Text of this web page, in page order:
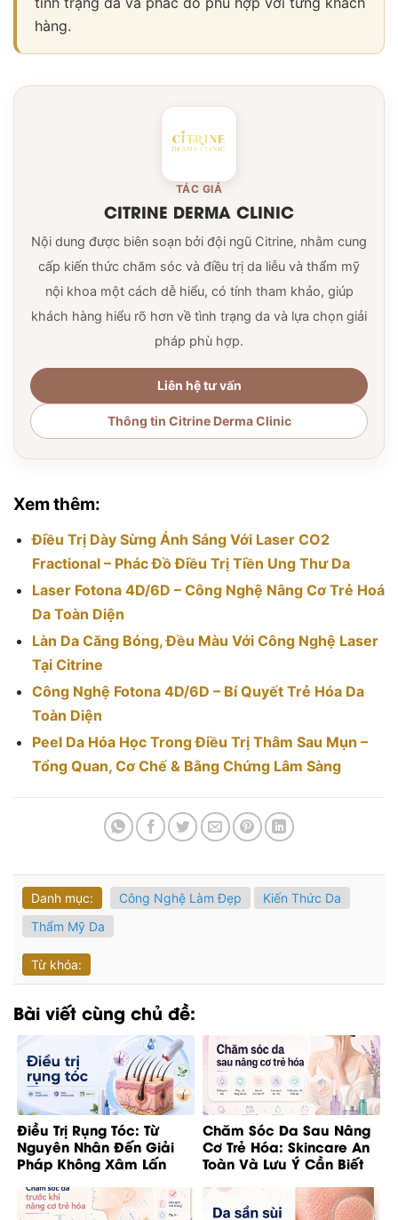
hàng.
TÁC GIẢ
CITRINE DERMA CLINIC
Nội dung được biên soạn bởi đội ngũ Citrine, nhằm cung
cấp kiến thức chăm sóc và điều trị da liễu và thẩm mỹ
nội khoa một cách dễ hiểu, có tính tham khảo, giúp
khách hàng hiểu rõ hơn về tình trạng da và lựa chọn giải
pháp phù hợp.
Liên hệ tư vấn
Thông tin Citrine Derma Clinic
Xem thêm:
Điều Trị Dày Sừng Ánh Sáng Với Laser CO2
Fractional – Phác Đồ Điều Trị Tiền Ung Thư Da
Laser Fotona 4D/6D – Công Nghệ Nâng Cơ Trẻ Hoá
Da Toàn Diện
Làn Da Căng Bóng, Đều Màu Với Công Nghệ Laser
Tại Citrine
Công Nghệ Fotona 4D/6D – Bí Quyết Trẻ Hóa Da
Toàn Diện
Peel Da Hóa Học Trong Điều Trị Thâm Sau Mụn –
Tổng Quan, Cơ Chế & Bằng Chứng Lâm Sàng
Danh mục: Công Nghệ Làm Đẹp
Kiến Thức Da
Thẩm Mỹ Da
Từ khóa:
Bài viết cùng chủ đề:
Điều Trị Rụng Tóc: Từ
Nguyên Nhân Đến Giải
Pháp Không Xâm Lấn
Chăm Sóc Da Sau Nâng
Cơ Trẻ Hóa: Skincare An
Toàn Và Lưu Ý Cần Biết